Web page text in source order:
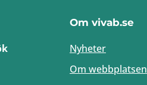
Om vivab.se
Nyheter
Om webbplatsen